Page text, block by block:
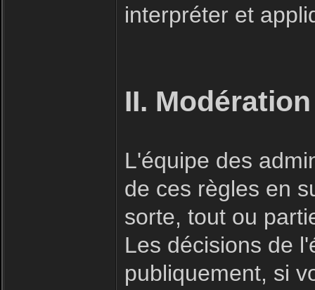
interpréter et
II.
L'équipe des
de ces règles en
sorte, tout ou
Les décisions de
publiquement, si